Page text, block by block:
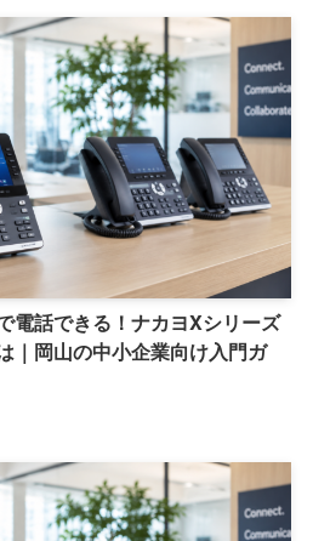
電話できる！ナカヨXシリーズ
｜岡山の中小企業向け入門ガ